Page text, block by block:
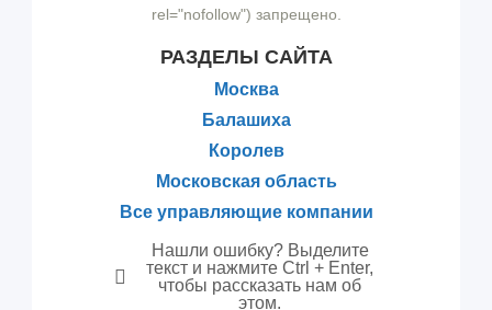
rel="nofollow") запрещено.
РАЗДЕЛЫ САЙТА
Москва
Балашиха
Королев
Московская область
Все управляющие компании
Нашли ошибку? Выделите
текст и нажмите Ctrl + Enter,
чтобы рассказать нам об
этом.